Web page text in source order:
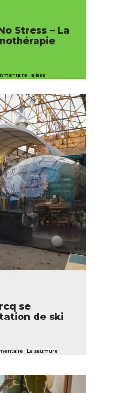
Stress – La
elisas
se
de ski
La saumure